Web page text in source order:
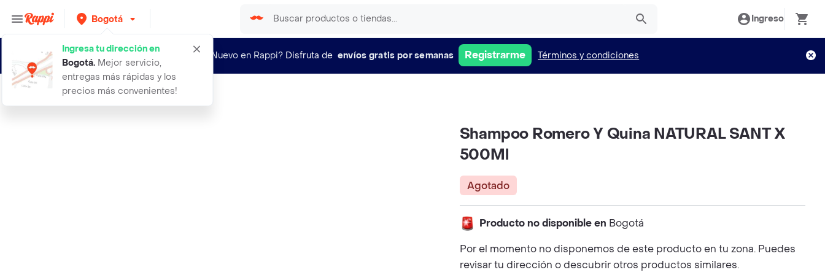
Bogotá
Ingresa tu dirección en
Bogotá. Mejor servicio,
entregas más rápidas y los
precios más convenientes!
Ingreso
¿Nuevo en Rappi? Disfruta de envíos gratis por semanas Registrarme Términos y condiciones
shampoo romero y quina natural sant
Shampoo Romero Y Quina NATURAL SANT X
500Ml
Agotado
Producto no disponible en Bogotá
Por el momento no disponemos de este producto en tu zona. Puedes
revisar tu dirección o descubrir otros productos similares.